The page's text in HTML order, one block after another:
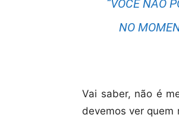
“VOCÊ NÃO
NO
Vai saber, não é
devemos ver quem